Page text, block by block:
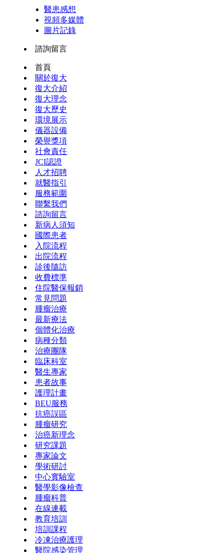
醫患感想
視頻多媒體
圖片記錄
諮詢留言
首頁
關於復大
復大介紹
復大理念
復大歷史
環境展示
儀器設備
榮譽獎項
社會責任
JCI認證
人才招聘
就醫指引
服務範圍
聯繫我們
諮詢留言
新病人須知
國際患者
入院流程
出院流程
診後隨訪
收費標準
住院醫保報銷
常見問題
腫瘤治療
最新療法
個體化治療
病種分類
治療團隊
臨床科室
醫生專家
患者故事
護理計畫
BEU服務
抗癌誤區
腫瘤研究
治癌新理念
研究課題
專家論文
學術研討
中心實驗室
醫學影像檢查
腫瘤科普
在線連載
教育培訓
培訓課程
冷凍治療護理
醫院感染管理